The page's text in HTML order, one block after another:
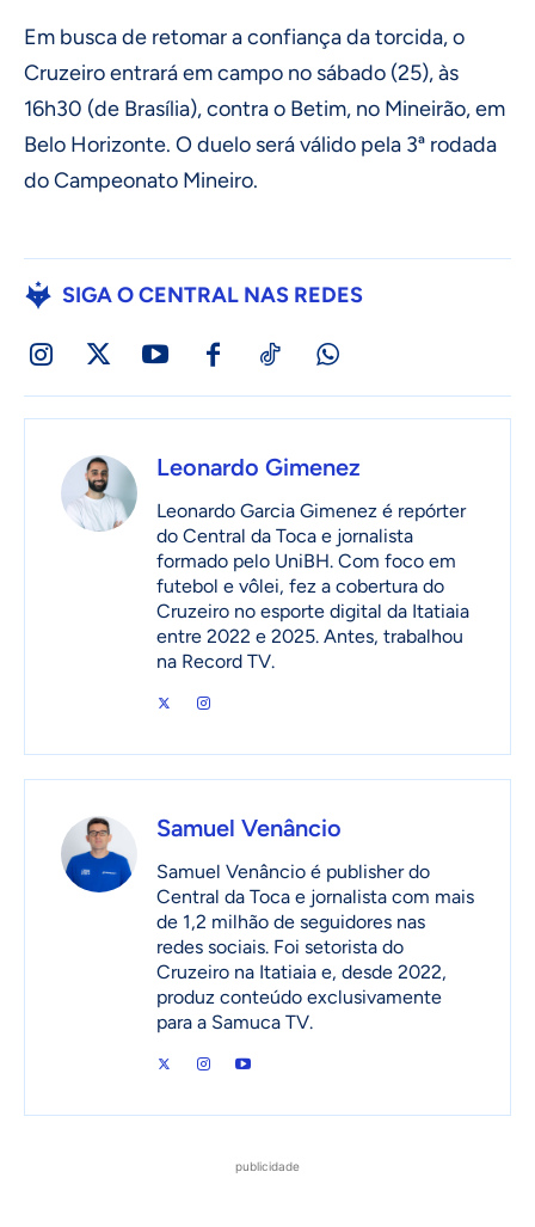
Em busca de retomar a confiança da torcida, o
Cruzeiro entrará em campo no sábado (25), às
16h30 (de Brasília), contra o Betim, no Mineirão, em
Belo Horizonte. O duelo será válido pela 3ª rodada
do Campeonato Mineiro.
SIGA O CENTRAL NAS REDES
Leonardo Gimenez
Leonardo Garcia Gimenez é repórter
do Central da Toca e jornalista
formado pelo UniBH. Com foco em
futebol e vôlei, fez a cobertura do
Cruzeiro no esporte digital da Itatiaia
entre 2022 e 2025. Antes, trabalhou
na Record TV.
Samuel Venâncio
Samuel Venâncio é publisher do
Central da Toca e jornalista com mais
de 1,2 milhão de seguidores nas
redes sociais. Foi setorista do
Cruzeiro na Itatiaia e, desde 2022,
produz conteúdo exclusivamente
para a Samuca TV.
publicidade